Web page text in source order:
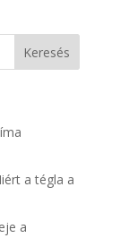
a tégla a
a